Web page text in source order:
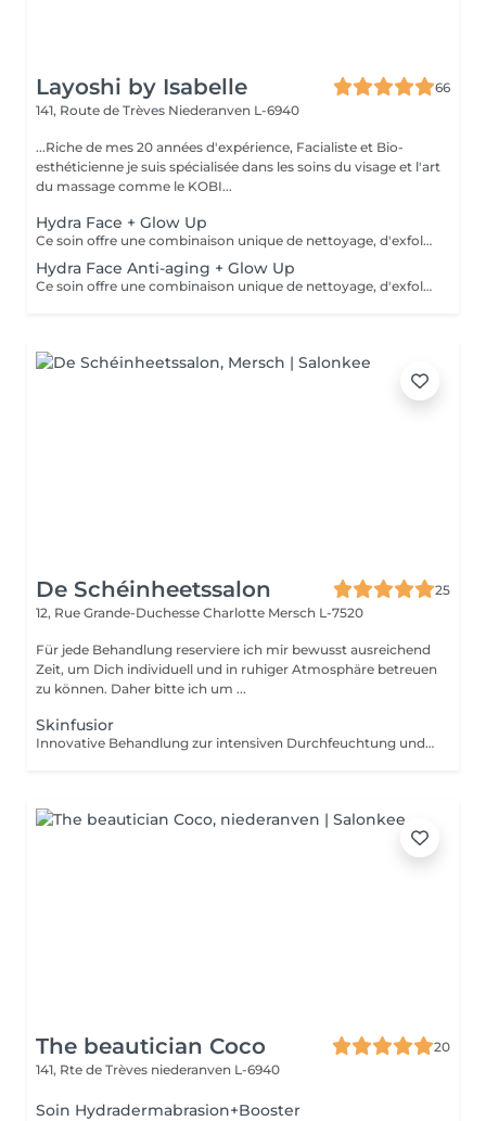
Layoshi by Isabelle
66
141, Route de Trèves Niederanven L-6940
...Riche de mes 20 années d'expérience, Facialiste et Bio-
esthéticienne je suis spécialisée dans les soins du visage et l'art
du massage comme le KOBI...
Hydra Face + Glow Up
Ce soin offre une combinaison unique de nettoyage, d'exfoliation, d'extraction, d'hydratation et de protection pour une peau éclatante et nettoyée en profondeur: les pores sont resserrés, le teint éclairci, le grain de peau lissé, les ridules estompées, un visage hydraté et régénéré. Il est adapté à tous les types de peau, dès 12 ans pour un nettoyage en profondeur. *** Idéal en cure de 4 soins pour des résultats optimum*** Demandez-moi des renseignements, je me ferai un plaisir de vous conseiller...
Hydra Face Anti-aging + Glow Up
Ce soin offre une combinaison unique de nettoyage, d'exfoliation, d'extraction, d'hydratation et de protection pour une peau éclatante et nettoyée en profondeur: les pores sont resserrés, le teint éclairci, le grain de peau lissé, les ridules estompées, un visage hydraté, stimulé et raffermit. Il est adapté à tous les types de peau, en prévention anti-âge à partir de 25 ans... *** Recommandé en cure de 4 soins pour des résultats optimum*** Demandez-moi des renseignements, je me ferai un plaisir de vous conseiller.
De Schéinheetssalon
25
12, Rue Grande-Duchesse Charlotte Mersch L-7520
Für jede Behandlung reserviere ich mir bewusst ausreichend
Zeit, um Dich individuell und in ruhiger Atmosphäre betreuen
zu können. Daher bitte ich um ...
Skinfusior
Innovative Behandlung zur intensiven Durchfeuchtung und Hauterneuerung. Kombination aus Peeling, Ultraschall, Wirkstoffeinschleusung und abschließender Versiegelung für maximale Hautgesundheit.
The beautician Coco
20
141, Rte de Trèves niederanven L-6940
Soin Hydradermabrasion+Booster